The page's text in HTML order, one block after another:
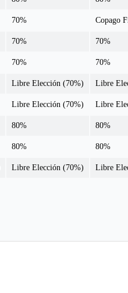
70% Copago
70% 70%
70% 70%
Libre Elección (70%) Libre
Libre Elección (70%) Libre
80% 80%
80% 80%
Libre Elección (70%) Libre